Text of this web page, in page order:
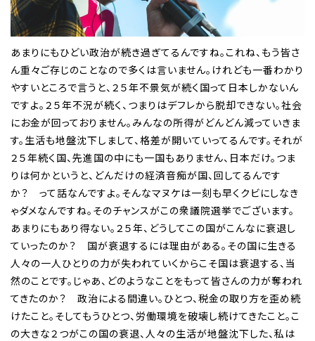
あまりにもひどい政治が続き過ぎてるんですね。これね、もう皆さ
ん重々ご存じのことなので多くは言いません。けれども一番わかり
やすいところで言うと、２５年不景気が続く国って日本しかないん
ですよ。２５年不況が続く、つまりはデフレから脱却できない。社会
にお金が回っておりません。みんなの所得がどんどん減っていきま
す。生活も地盤沈下しまして、格差が開いていってるんです。それが
２５年続く国、先進国の中にも一国もありません、日本だけ。つま
りは何かというと、どんだけの経済音痴が国、回してるんです
か？ って話なんですよ。そんなマヌケは一刻も早くクビにしなき
ゃダメなんですね。そのチャンスがこの衆議院選挙でございます。
あまりにもあり得ない。２５年、どうしてこの国がこんなに衰退し
ていったのか？ 国が衰退するには理由がある。その国に生きる
人々の一人ひとりの力が失われていくからこそ国は衰退する、当
然のことです。じゃあ、どのようなことをもって皆さんの力が奪われ
てきたのか？ 政治による間違い。ひとつ、税金の取り方を歪め続
けたこと。そしてもうひとつ、労働環境を破壊し続けてきたこと。こ
の大きな２つがこの国の衰退、人々の生活が地盤沈下した、私は